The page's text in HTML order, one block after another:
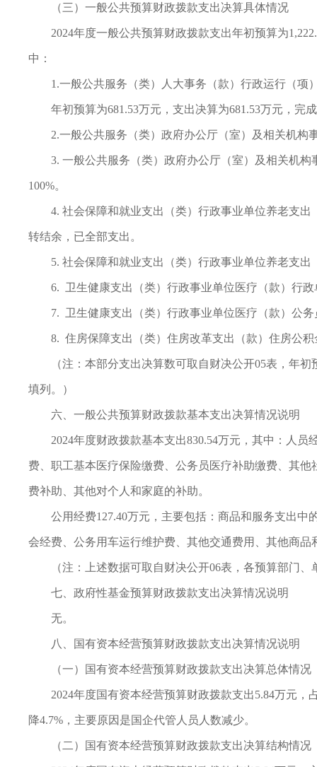
（三）一般公共预算财政拨款支出决算具体情况
2024年度一般公共预算财政拨款支出年初预算为
中：
1.一般公共服务（类）人大事务（款）行政运行（项
年初预算为681.53万元，支出决算为681.53万元，完
2.一般公共服务（类）政府办公厅（室）及相关机构
3. 一般公共服务（类）政府办公厅（室）及相关机
100%。
4. 社会保障和就业支出（类）行政事业单位养老支
转结余，已全部支出。
5. 社会保障和就业支出（类）行政事业单位养老支
6. 卫生健康支出（类）行政事业单位医疗（款）行
7. 卫生健康支出（类）行政事业单位医疗（款）公
8. 住房保障支出（类）住房改革支出（款）住房公
（注：本部分支出决算数可取自财决公开05表，年
填列。）
六、一般公共预算财政拨款基本支出决算情况说明
2024年度财政拨款基本支出830.54万元，其中：人
费、职工基本医疗保险缴费、公务员医疗补助缴费、其
费补助、其他对个人和家庭的补助。
公用经费127.40万元，主要包括：商品和服务支出
会经费、公务用车运行维护费、其他交通费用、其他商品
（注：上述数据可取自财决公开06表，各预算部门
七、政府性基金预算财政拨款支出决算情况说明
无。
八、国有资本经营预算财政拨款支出决算情况说明
（一）国有资本经营预算财政拨款支出决算总体情况
2024年度国有资本经营预算财政拨款支出5.84万元
降4.7%，主要原因是国企代管人员人数减少。
（二）国有资本经营预算财政拨款支出决算结构情况